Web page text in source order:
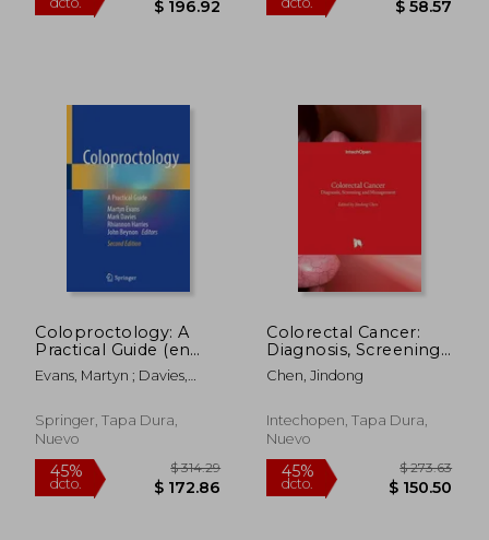
45%
dcto. $ 196.92
45%
dcto. $
Coloproctology: A
Practical Guide (en
Inglés)
Evans, Martyn ; Davies,
Springer, Tapa Dura,
Nuevo
Colorectal Cancer:
Diagnosis, Screening
and Management (en
Inglés)
Chen, Jindong
Intechopen, Tapa Dura,
Nuevo